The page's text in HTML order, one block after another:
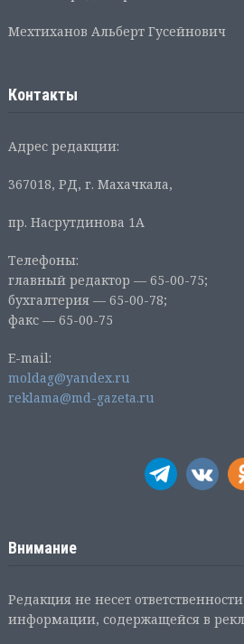
Мехтиханов Альберт Гусейнович
Контакты
Адрес редакции:
367018, РД, г. Махачкала,
пр. Насрутдинова 1А
Телефоны:
главный редактор — 65-00-75;
бухгалтерия — 65-00-78;
факс — 65-00-75
E-mail:
moldag@yandex.ru
reklama@md-gazeta.ru
Внимание
Редакция не несет
информации, содержащейся в